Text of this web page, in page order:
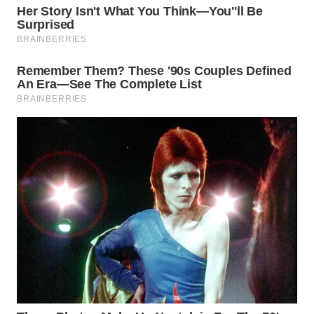
WN
BOGOR
WN
DEPOK
WN
UTARA
WN
SAMOSIR
WN
PADANG
LAWAS
WN